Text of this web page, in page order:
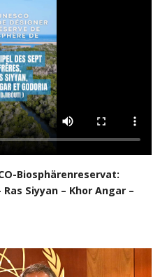
Biosphärenreservat:
Siyyan – Khor Angar –